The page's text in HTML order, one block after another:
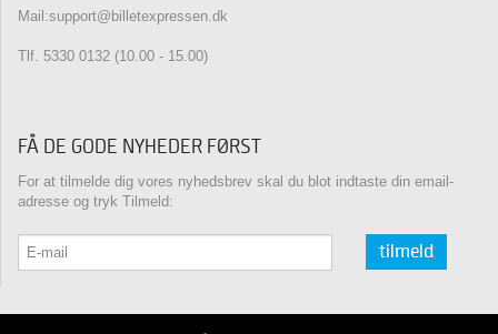
Mail:support@billetexpressen.dk
Tlf. 5330 0132 (10.00 - 15.00)
FÅ DE GODE NYHEDER FØRST
For at tilmelde dig vores nyhedsbrev skal du blot indtaste din email-
adresse og tryk Tilmeld:
tilmeld